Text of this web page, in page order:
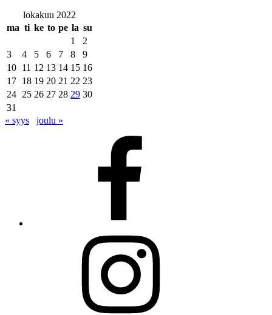
lokakuu 2022
ma ti ke to pe la su
1
2
3
4 5 6 7 8
9
10 11 12 13 14 15 16
17 18 19 20 21 22 23
24 25 26 27 28 29 30
31
« syys
joulu »